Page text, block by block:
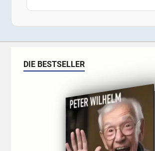
DIE BESTSELLER